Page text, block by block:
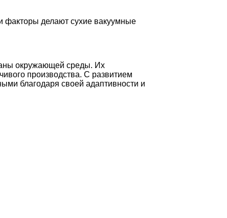
факторы делают сухие вакуумные
окружающей среды. Их
производства. С развитием
благодаря своей адаптивности и